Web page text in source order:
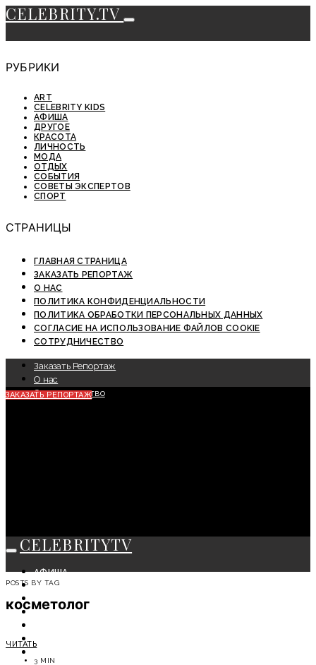
CELEBRITY.TV
РУБРИКИ
ART
CELEBRITY KIDS
АФИША
ДРУГОЕ
КРАСОТА
ЛИЧНОСТЬ
МОДА
ОТДЫХ
СОБЫТИЯ
СОВЕТЫ ЭКСПЕРТОВ
СПОРТ
СТРАНИЦЫ
ГЛАВНАЯ СТРАНИЦА
ЗАКАЗАТЬ РЕПОРТАЖ
О НАС
ПОЛИТИКА КОНФИДЕНЦИАЛЬНОСТИ
ПОЛИТИКА ОБРАБОТКИ ПЕРСОНАЛЬНЫХ ДАННЫХ
СОГЛАСИЕ НА ИСПОЛЬЗОВАНИЕ ФАЙЛОВ COOKIE
СОТРУДНИЧЕСТВО
Заказать Репортаж
О нас
Сотрудничество
ЗАКАЗАТЬ РЕПОРТАЖ
CELEBRITYTV
АФИША
СОБЫТИЯ
КРАСОТА
МОДА
POSTS BY TAG
косметолог
ЧИТАТЬ
3 MIN